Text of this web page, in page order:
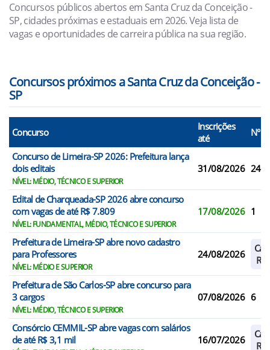
Concursos públicos abertos em Santa Cruz da Conceição -
SP, cidades próximas e estaduais em 2026. Veja lista de
vagas e oportunidades de carreira pública na sua região.
Concursos próximos a Santa Cruz da Conceição -
SP
Concurso
Inscrições
até
N°
Concurso de Limeira-SP 2026: Prefeitura lança
dois editais
NÍVEL: MÉDIO, TÉCNICO E SUPERIOR
31/08/2026 248
Edital de Charqueada-SP 2026 abre concurso
com vagas de até R$ 7.809
NÍVEL: FUNDAMENTAL, MÉDIO, TÉCNICO E SUPERIOR
17/08/2026 1
Prefeitura de Limeira-SP abre novo cadastro
para Professores
NÍVEL: MÉDIO E SUPERIOR
24/08/2026
Prefeitura de São Carlos-SP abre concurso para
3 cargos
NÍVEL: MÉDIO, TÉCNICO E SUPERIOR
07/08/2026 6
Consórcio CEMMIL-SP abre vagas com salários
de até R$ 3,1 mil
16/07/2026